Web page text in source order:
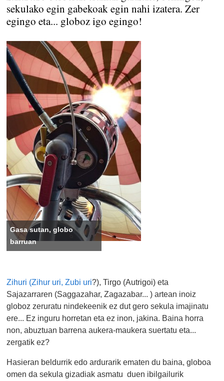
sekulako egin gabekoak egin nahi izatera. Zer
egingo eta... globoz igo egingo!
Gasa sutan, globo
barruan
Zihuri (Zihur uri, Zubi uri?), Tirgo (Autrigoi) eta
Sajazarraren (Saggazahar, Zagazabar... ) artean inoiz
globoz zeruratu nindekeenik ez dut gero sekula imajinatu
ere... Ez inguru horretan eta ez inon, jakina. Baina horra
non, abuztuan barrena aukera-maukera suertatu eta...
zergatik ez?
Hasieran beldurrik edo ardurarik ematen du baina, globoa
omen da sekula gizadiak asmatu duen ibilgailurik